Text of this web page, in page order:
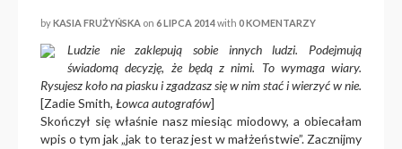
byKASIA FRUŻYŃSKA on 6 LIPCA 2014with 0 KOMENTARZY
Ludzie nie zaklepują sobie innych ludzi. Podejmują
świadomą decyzję, że będą z nimi. To wymaga wiary.
Rysujesz koło na piasku i zgadzasz się w nim stać i wierzyć w nie.
[Zadie Smith, Łowca autografów]
Skończył się właśnie nasz miesiąc miodowy, a obiecałam
wpis o tym jak „jak to teraz jest w małżeństwie”. Zacznijmy